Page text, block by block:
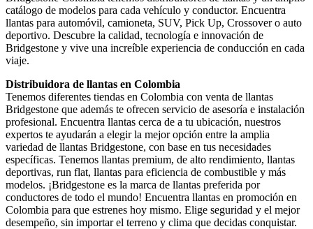
catálogo de modelos para cada vehículo y conductor. Encuentra
llantas para automóvil, camioneta, SUV, Pick Up, Crossover o auto
deportivo. Descubre la calidad, tecnología e innovación de
Bridgestone y vive una increíble experiencia de conducción en cada
viaje.
Distribuidora de llantas en Colombia
Tenemos diferentes tiendas en Colombia con venta de llantas
Bridgestone que además te ofrecen servicio de asesoría e instalación
profesional. Encuentra llantas cerca de a tu ubicación, nuestros
expertos te ayudarán a elegir la mejor opción entre la amplia
variedad de llantas Bridgestone, con base en tus necesidades
específicas. Tenemos llantas premium, de alto rendimiento, llantas
deportivas, run flat, llantas para eficiencia de combustible y más
modelos. ¡Bridgestone es la marca de llantas preferida por
conductores de todo el mundo! Encuentra llantas en promoción en
Colombia para que estrenes hoy mismo. Elige seguridad y el mejor
desempeño, sin importar el terreno y clima que decidas conquistar.